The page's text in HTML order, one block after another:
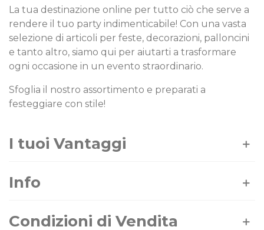
La tua destinazione online per tutto ciò che serve a
rendere il tuo party indimenticabile! Con una vasta
selezione di articoli per feste, decorazioni, palloncini
e tanto altro, siamo qui per aiutarti a trasformare
ogni occasione in un evento straordinario.
Sfoglia il nostro assortimento e preparati a
festeggiare con stile!
I tuoi Vantaggi
Info
Condizioni di Vendita